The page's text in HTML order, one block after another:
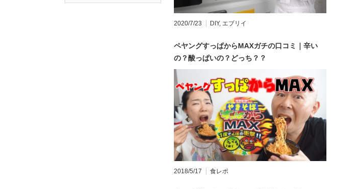
2020/7/23 DIY, エブリイ
ペヤングすっぱからMAXガチの口コミ｜辛い
の？酸っぱいの？どっち？？
2018/5/17 食レポ